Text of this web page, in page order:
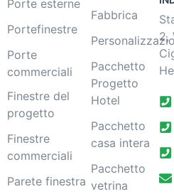
Porte esterne
Portefinestre
Porte
commerciali
Finestre del
progetto
Finestre
commerciali
Parete finestra
Fabbrica
Pacchetto
Progetto
Hotel
Pacchetto
casa intera
Pacchetto
vetrina
2,